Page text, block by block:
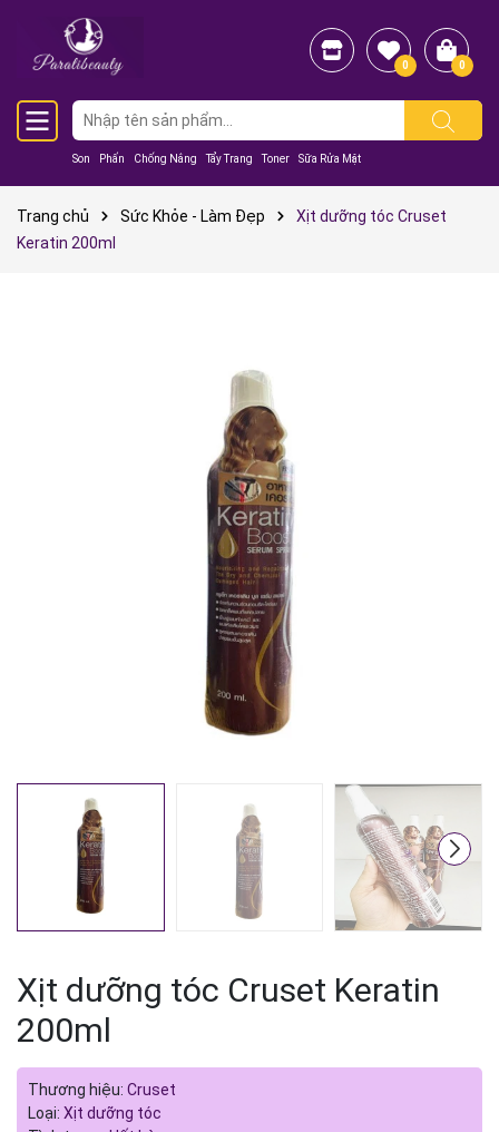
Son Phấn Chống Nắng Tẩy Trang Toner Sữa Rửa Mặt
0 0
Trang chủ Sức Khỏe - Làm Đẹp
Xịt dưỡng tóc Cruset
Keratin 200ml
Xịt dưỡng tóc Cruset Keratin
200ml
Thương hiệu: Cruset
Loại: Xịt dưỡng tóc
Mã giảm giá:
Ngày hết hạn:
Điều kiện: